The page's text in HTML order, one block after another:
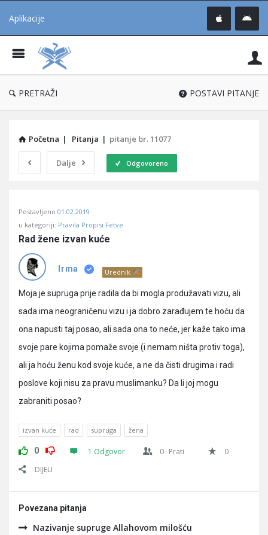
Aplikacije
®
PRETRAŽI POSTAVI PITANJE
Početna | Pitanja | pitanje br. 11077
Dalje Odgovoreno
Učene
Latest
Pitanja
Postavljeno 01.02.2019
u kategoriji: Pravila Propisi Fetve
Rad žene izvan kuće
Irma Urednik
Moja je supruga prije radila da bi mogla produžavati vizu, ali
sada ima neograničenu vizu i ja dobro zarađujem te hoću da
ona napusti taj posao, ali sada ona to neće, jer kaže tako ima
svoje pare kojima pomaže svoje (i nemam ništa protiv toga),
ali ja hoću ženu kod svoje kuće, a ne da čisti drugima i radi
poslove koji nisu za pravu muslimanku? Da li joj mogu
zabraniti posao?
izvan kuće rad supruga žena
0 1 Odgovor 0 Prati
0
DIJELI
Povezana pitanja
Nazivanje supruge Allahovom milošću